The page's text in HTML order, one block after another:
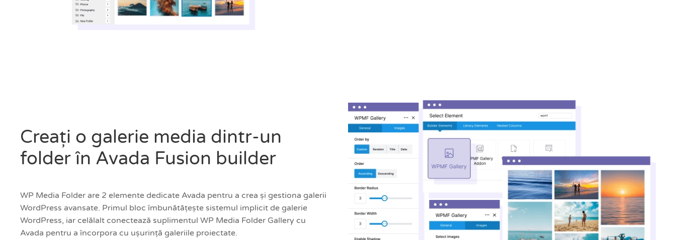
Creați o galerie media dintr-un
folder în Avada Fusion builder
WP Media Folder are 2 elemente dedicate Avada pentru a crea și gestiona galerii
WordPress avansate. Primul bloc îmbunătățește sistemul implicit de galerie
WordPress, iar celălalt conectează suplimentul WP Media Folder Gallery cu
Avada pentru a încorpora cu ușurință galeriile proiectate.